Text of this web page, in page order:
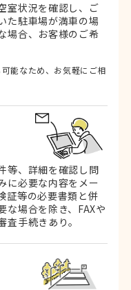
室状況を確認し、ご
た駐車場が満車の場
場合、お客様のご希
能なため、お気軽にご相
等、詳細を確認し問
に必要な内容をメー
証等の必要書類と併
な場合を除き、FAXや
査手続きあり。